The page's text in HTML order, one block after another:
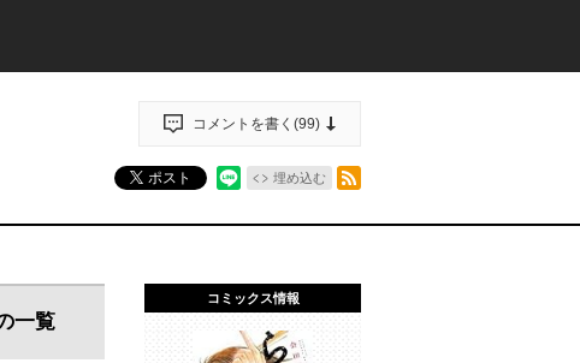
コメントを書く(99)
ポスト 埋め込む
一覧
コミックス情報